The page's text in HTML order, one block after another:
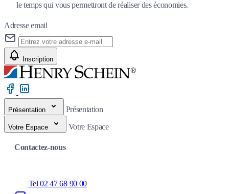
le temps qui vous permettront de réaliser des économies.
Adresse email
Inscription
Présentation Présentation
Votre Espace Votre Espace
Contactez-nous
Tel 02 47 68 90 00